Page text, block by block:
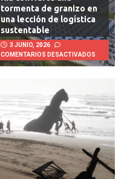
Kia convierte una
tormenta de granizo en
una lección de logística
sustentable
3 JUNIO, 2026
COMENTARIOS DESACTIVADOS